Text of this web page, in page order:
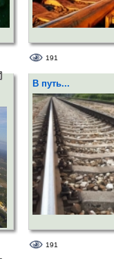
191
В путь...
191